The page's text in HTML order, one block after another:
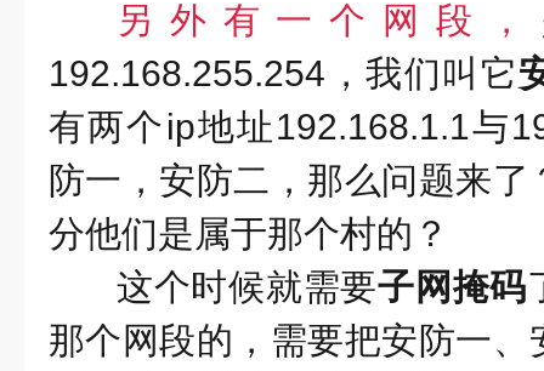
另外有一个网段，
192.168.255.254，我们叫它
有两个ip地址192.168.1.1与
防一，安防二，那么问题来
分他们是属于那个村的？
这个时候就需要子网掩码
那个网段的，需要把安防一